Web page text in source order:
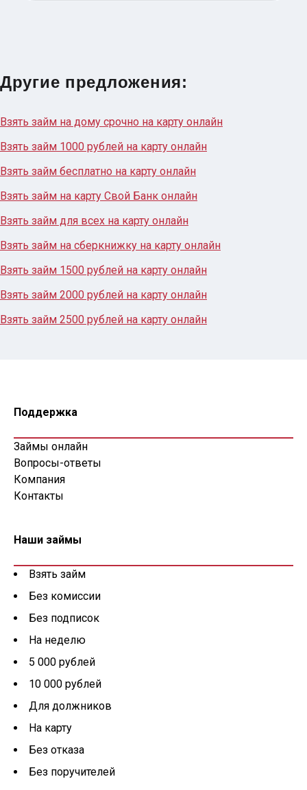
Другие предложения:
Взять займ на дому срочно на карту онлайн
Взять займ 1000 рублей на карту онлайн
Взять займ бесплатно на карту онлайн
Взять займ на карту Свой Банк онлайн
Взять займ для всех на карту онлайн
Взять займ на сберкнижку на карту онлайн
Взять займ 1500 рублей на карту онлайн
Взять займ 2000 рублей на карту онлайн
Взять займ 2500 рублей на карту онлайн
Поддержка
Займы онлайн
Вопросы-ответы
Компания
Контакты
Наши займы
Взять займ
Без комиссии
Без подписок
На неделю
5 000 рублей
10 000 рублей
Для должников
На карту
Без отказа
Без поручителей